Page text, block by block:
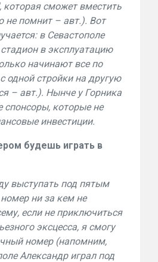
которая сможет вместить
не помнит – авт.). Вот
в Севастополе
в эксплуатацию
начинают все по
одной стройки на другую
– авт.). Нынче у Горника
спонсоры, которые не
инвестиции.
будешь играть в
выступать под пятым
ни за кем не
если не приключиться
эксцесса, я смогу
номер (напомним,
Александр играл под